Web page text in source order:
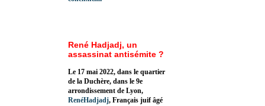
René Hadjadj, un
assassinat antisémite ?
Le 17 mai 2022, dans le quartier
de la Duchère, dans le 9e
arrondissement de Lyon,
RenéHadjadj, Français juif âgé